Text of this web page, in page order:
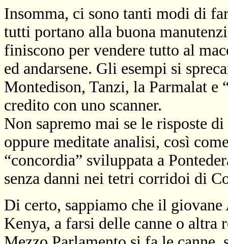
Insomma, ci sono tanti modi di
tutti portano alla buona
finiscono per vendere tutto al
ed andarsene. Gli esempi si
Montedison, Tanzi, la Parmalat e
credito con uno scanner.
Non sapremo mai se le risposte
oppure meditate analisi, così
“concordia” sviluppata a
senza danni nei tetri corridoi di
Di certo, sappiamo che il
Kenya, a farsi delle canne o altra